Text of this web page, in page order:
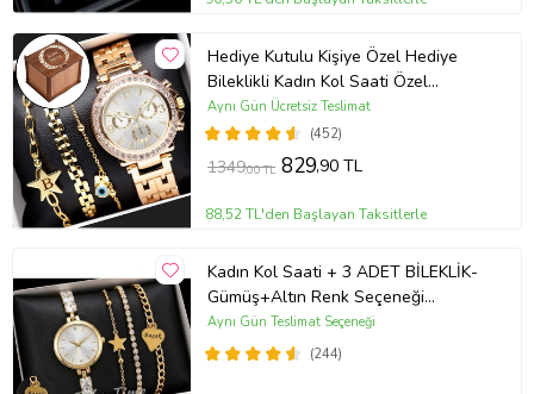
Hediye Kutulu Kişiye Özel Hediye
Bileklikli Kadın Kol Saati Özel
Kutusunda (Gold)
(452)
Aynı Gün Ücretsiz Teslimat
1349,00 TL 829,90 TL
88,52 TL'den Başlayan Taksitlerle
Kadın Kol Saati + 3 ADET BİLEKLİK-
Gümüş+Altın Renk Seçeneği
ayarlanabilir kordon Kadın Kol Saati
BİLEKLİK HEDİYE Altın Renk - Kız
(244)
Aynı Gün Teslimat Seçeneği